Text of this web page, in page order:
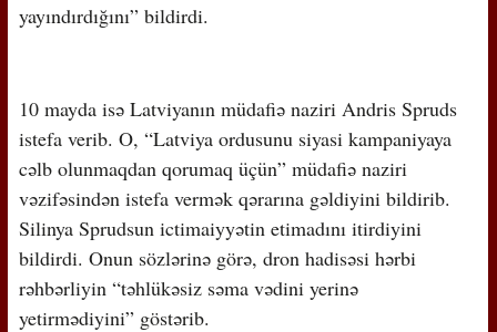
yayındırdığını” bildirdi.
10 mayda isə Latviyanın müdafiə naziri Andris Spruds
istefa verib. O, “Latviya ordusunu siyasi kampaniyaya
cəlb olunmaqdan qorumaq üçün” müdafiə naziri
vəzifəsindən istefa vermək qərarına gəldiyini bildirib.
Silinya Sprudsun ictimaiyyətin etimadını itirdiyini
bildirdi. Onun sözlərinə görə, dron hadisəsi hərbi
rəhbərliyin “təhlükəsiz səma vədini yerinə
yetirmədiyini” göstərib.